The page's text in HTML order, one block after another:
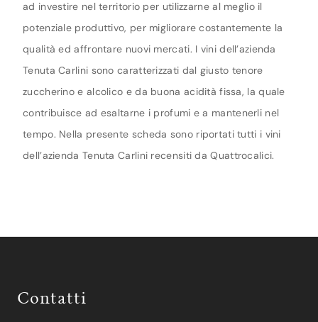
ad investire nel territorio per utilizzarne al meglio il
potenziale produttivo, per migliorare costantemente la
qualità ed affrontare nuovi mercati. I vini dell’azienda
Tenuta Carlini sono caratterizzati dal giusto tenore
zuccherino e alcolico e da buona acidità fissa, la quale
contribuisce ad esaltarne i profumi e a mantenerli nel
tempo. Nella presente scheda sono riportati tutti i vini
dell’azienda Tenuta Carlini recensiti da Quattrocalici.
Contatti